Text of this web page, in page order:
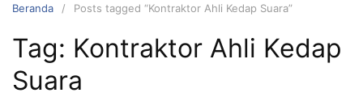
Beranda Posts tagged “Kontraktor Ahli Kedap Suara”
Tag: Kontraktor Ahli Kedap
Suara